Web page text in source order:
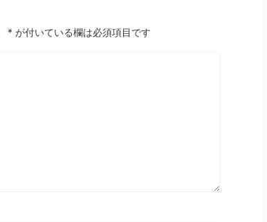
* が付いている欄は必須項目です